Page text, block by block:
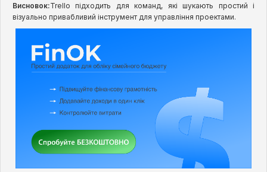
Висновок:Trello підходить для команд, які шукають простий і
візуально привабливий інструмент для управління проектами.